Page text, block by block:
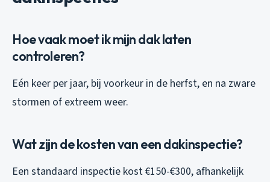
Hoe vaak moet ik mijn dak laten
controleren?
Eén keer per jaar, bij voorkeur in de herfst, en na zware
stormen of extreem weer.
Wat zijn de kosten van een dakinspectie?
Een standaard inspectie kost €150-€300, afhankelijk